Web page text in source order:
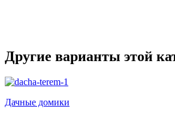
Другие варианты этой
Дачные домики